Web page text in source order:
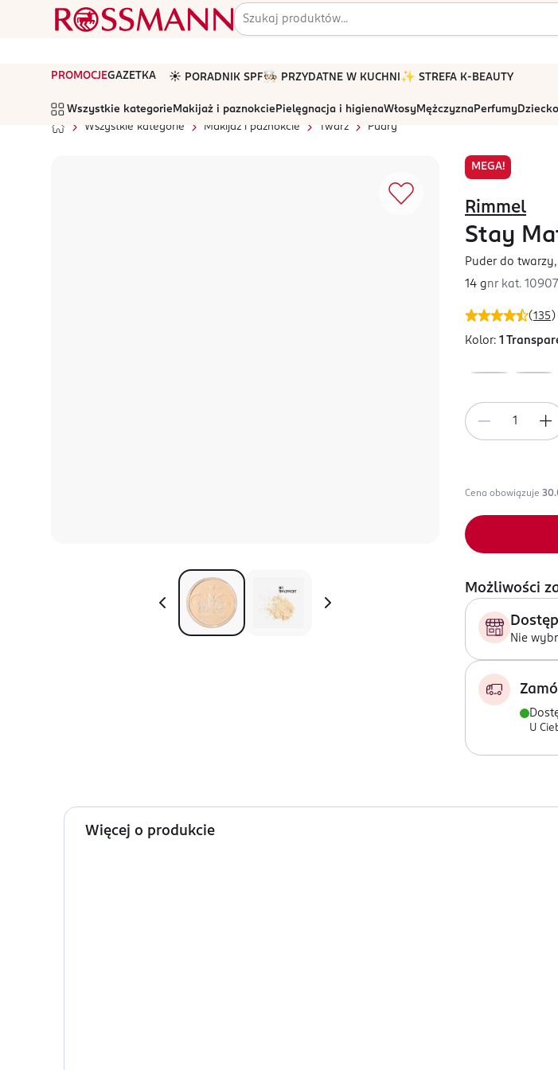
PROMOCJEGAZETKA ☀️ PORADNIK SPF🧑🏻‍🍳 PRZYDATNE W KUCHNI ✨ STREFA K-BEAUTY
Wszystkie kategorie Makijaż i paznokcie Pielęgnacja i higienaWłosyMężczyznaPerfumyDziecko
Wszystkie kategorie
Makijaż i paznokcie Twarz Pudry
MEGA!
(135 )
Rimmel
Stay
Puder do
14 gnr kat.
Kolor: 1
Cena obowiązuje
Możliwości
Nie
U
Więcej o produkcie